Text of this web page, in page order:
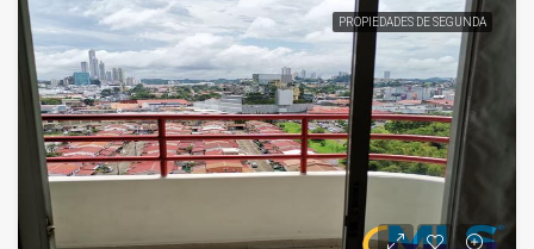
PROPIEDADES DE SEGUNDA